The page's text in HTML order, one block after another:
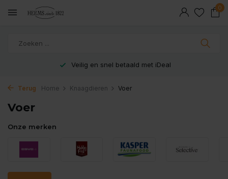
0
Veilig en snel betaald met iDeal
Terug Home Knaagdieren Voer
Voer
Onze merken